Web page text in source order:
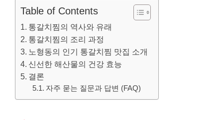
Table of Contents
통갈치찜의 역사와 유래
통갈치찜의 조리 과정
노형동의 인기 통갈치찜 맛집 소개
신선한 해산물의 건강 효능
결론
자주 묻는 질문과 답변 (FAQ)